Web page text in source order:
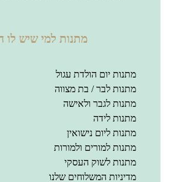
מתנות למי שיש לו
מתנות יום הולדת עגול
מתנות לבר / בת מצווה
מתנות לגבר ולאישה
מתנות לידה
מתנות ליום נישואין
מתנות למורים ולמורות
מתנות לשוק העסקי
מדיניות המשלוחים שלנו